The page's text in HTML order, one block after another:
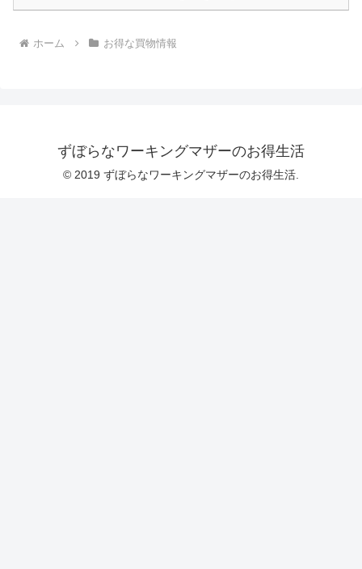
ホーム お得な買物情報
ずぼらなワーキングマザーのお得生活
© 2019 ずぼらなワーキングマザーのお得生活.